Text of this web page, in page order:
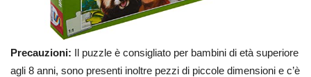
Precauzioni: Il puzzle è consigliato per bambini di età superiore
agli 8 anni, sono presenti inoltre pezzi di piccole dimensioni e c’è